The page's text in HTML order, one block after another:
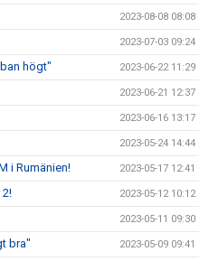
2023-08-08 08:08
2023-07-03 09:24
högt" 2023-06-22 11:29
2023-06-21 12:37
2023-06-16 13:17
2023-05-24 14:44
i Rumänien! 2023-05-17 12:41
2023-05-12 10:12
2023-05-11 09:30
bra" 2023-05-09 09:41